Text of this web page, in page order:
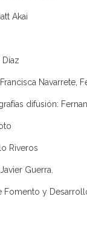
Akai
Navarrete,
difusión:
Riveros
Guerra.
Fomento y